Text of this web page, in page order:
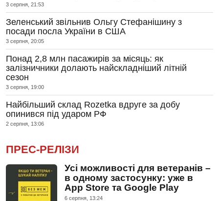
3 серпня, 21:53
Зеленський звільнив Ольгу Стефанішину з
посади посла України в США
3 серпня, 20:05
Понад 2,8 млн пасажирів за місяць: як
залізничники долають найскладніший літній
сезон
3 серпня, 19:00
Найбільший склад Rozetka вдруге за добу
опинився під ударом РФ
2 серпня, 13:06
ПРЕС-РЕЛІЗИ
Усі можливості для ветеранів –
в одному застосунку: уже в
App Store та Google Play
6 серпня, 13:24